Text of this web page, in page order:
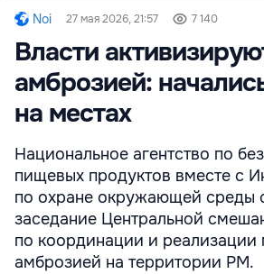
Noi 27 мая 2026, 21:57 7 140
Власти
амброзией:
на местах
Национальное агентство по
пищевых продуктов вместе с
по охране окружающей среды
заседание Центральной
по координации и реализации
амброзией на территории РМ.